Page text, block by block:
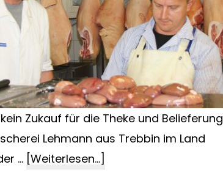
Zukauf für die Theke und Belieferung
Lehmann aus Trebbin im Land
… [Weiterlesen...]